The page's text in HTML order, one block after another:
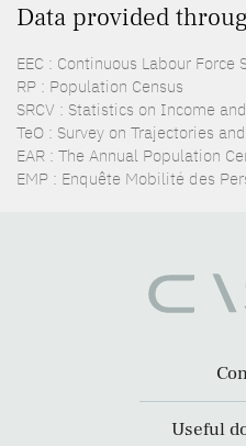
Data provided
EEC : Continuous Labour Force
RP : Population Census
SRCV : Statistics on Income
TeO : Survey on Trajectories
EAR : The Annual Population
EMP : Enquête Mobilité des
Useful